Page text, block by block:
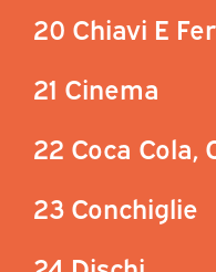
20 Chiavi E
21 Cinema
22 Coca Cola,
23 Conchiglie